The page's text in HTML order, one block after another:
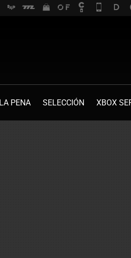
PENA SELECCIÓN XBOX